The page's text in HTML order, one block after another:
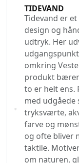
TIDEVAND
Tidevand er
design og
udtryk. Her
omkring
produkt bærer
to er helt ens.
med udgåede
tryksværte,
farve og
og ofte bliver
taktile.
om naturen,